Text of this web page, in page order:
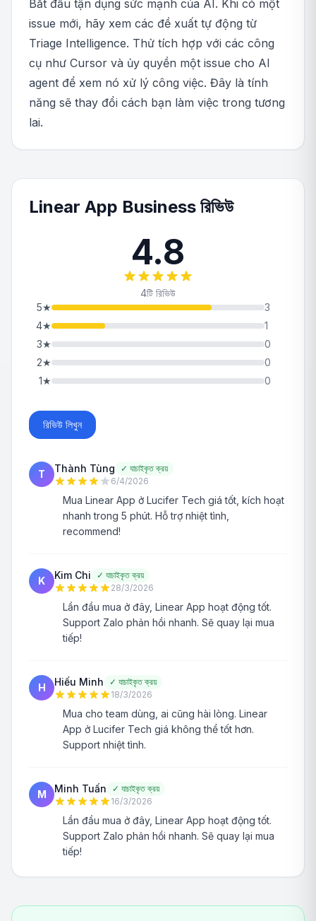
Bắt đầu tận dụng sức mạnh của AI. Khi có một
issue mới, hãy xem các đề xuất tự động từ
Triage Intelligence. Thử tích hợp với các công
cụ như Cursor và ủy quyền một issue cho AI
agent để xem nó xử lý công việc. Đây là tính
năng sẽ thay đổi cách bạn làm việc trong tương
lai.
Linear App Business রিভিউ
4.8
4টি রিভিউ
5★
3
4★
1
3★
0
2★
0
1★ 0
রিভিউ লিখুন
T Thành Tùng ✓ যাচাইকৃত ক্রয়
6/4/2026
Mua Linear App ở Lucifer Tech giá tốt, kích hoạt
nhanh trong 5 phút. Hỗ trợ nhiệt tình,
recommend!
K Kim Chi ✓ যাচাইকৃত ক্রয়
28/3/2026
Lần đầu mua ở đây, Linear App hoạt động tốt.
Support Zalo phản hồi nhanh. Sẽ quay lại mua
tiếp!
H Hiếu Minh ✓ যাচাইকৃত ক্রয়
18/3/2026
Mua cho team dùng, ai cũng hài lòng. Linear
App ở Lucifer Tech giá không thể tốt hơn.
Support nhiệt tình.
M Minh Tuấn ✓ যাচাইকৃত ক্রয়
16/3/2026
Lần đầu mua ở đây, Linear App hoạt động tốt.
Support Zalo phản hồi nhanh. Sẽ quay lại mua
tiếp!